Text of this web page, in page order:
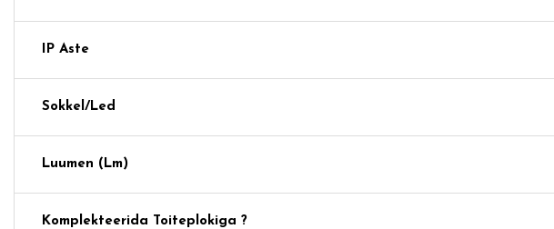
IP Aste
Sokkel/Led
Luumen (lm)
Komplekteerida Toiteplokiga ?